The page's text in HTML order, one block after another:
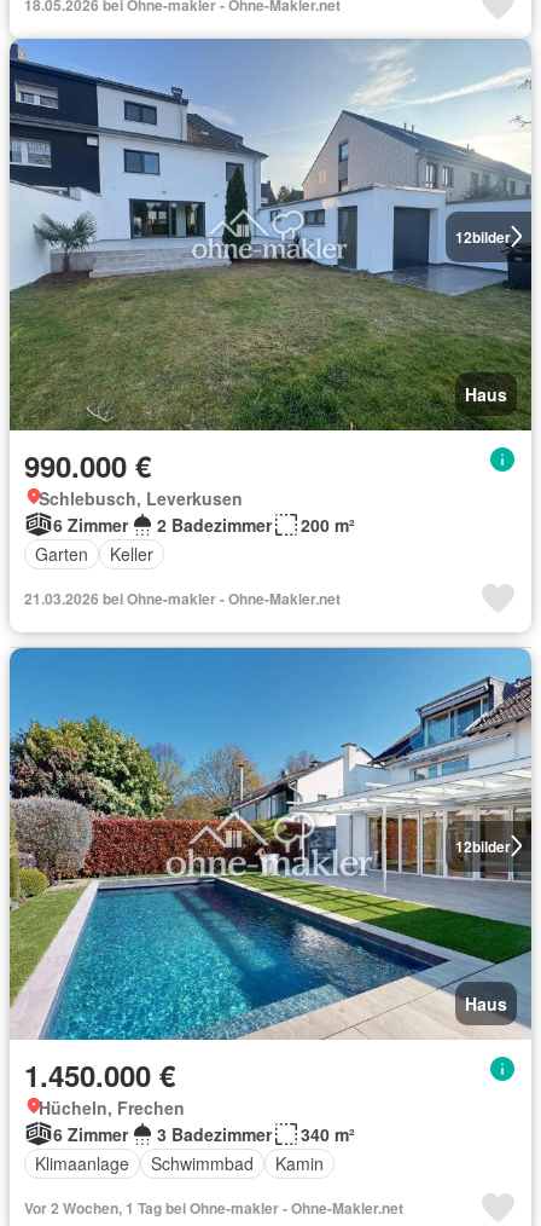
12bilder
Haus
990.000 €
Schlebusch, Leverkusen
6 Zimmer
2 Badezimmer
200 m²
Garten
Keller
21.03.2026 bei Ohne-makler - Ohne-Makler.net
12bilder
Haus
1.450.000 €
Hücheln, Frechen
6 Zimmer
3 Badezimmer
340 m²
Klimaanlage
Schwimmbad Kamin
Vor 2 Wochen, 1 Tag bei Ohne-makler - Ohne-Makler.net